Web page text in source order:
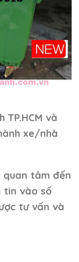
và
xe/nhà
quan tâm đến
tin vào số
tư vấn và